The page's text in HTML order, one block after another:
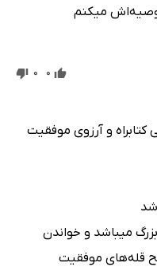
میکنم
0
0
کتابراه و آرزوی موفقیت
میباشد و خواندن
قله‌های موفقیت